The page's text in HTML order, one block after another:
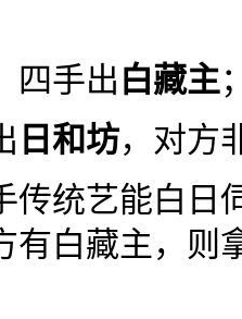
四手出 白藏主
日和坊，对方
传统艺能白日
有白藏主，则